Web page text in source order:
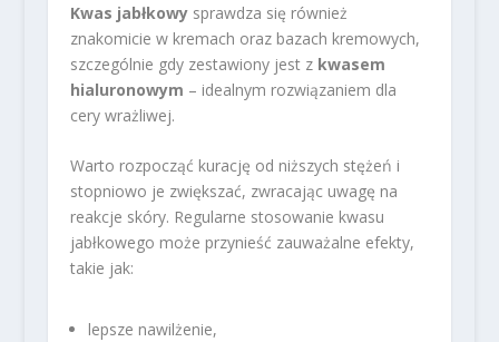
Kwas jabłkowysprawdza się również
znakomicie w kremach oraz bazach kremowych,
szczególnie gdy zestawiony jest z kwasem
hialuronowym – idealnym rozwiązaniem dla
cery wrażliwej.
Warto rozpocząć kurację od niższych stężeń i
stopniowo je zwiększać, zwracając uwagę na
reakcje skóry. Regularne stosowanie kwasu
jabłkowego może przynieść zauważalne efekty,
takie jak:
lepsze nawilżenie,